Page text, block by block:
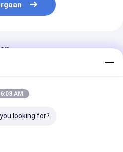
6:03 AM
looking for?